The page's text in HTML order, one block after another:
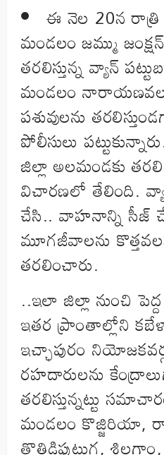
ఈ నెల 20న రాత్రి
మండలం జమ్ము జంక్షన్‌
తరలిస్తున్న వ్యాన్‌
మండలం
పశువులను
పోలీసులు
జిల్లా అలమండకు
విచారణలో తేలింది.
చేసి.. వాహనాన్ని సీజ్‌
మూగజీవాలను
తరలించారు.
..ఇలా జిల్లా నుంచి
ఇతర ప్రాంతాల్లోని
ఇచ్ఛాపురం
రహదారులను
తరలిస్తున్నట్టు
మండలం కొజ్జిరియా,
తొత్తిడిపుట్టుగ, శిలగాం,